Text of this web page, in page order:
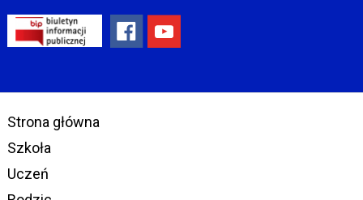
Strona główna
Szkoła
Uczeń